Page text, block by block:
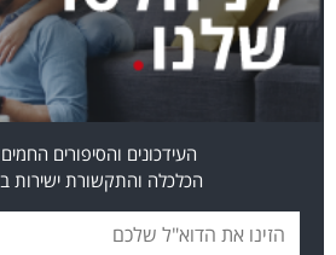
אחרינו:
העידכונים והסיפורים
הכלכלה והתקשורת ישירות